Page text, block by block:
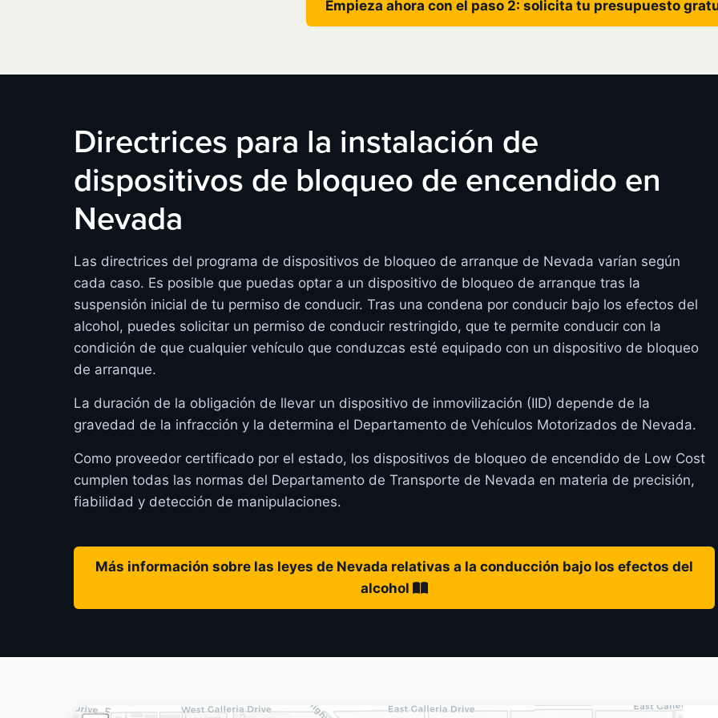
Empieza ahora con el paso 2: solicita tu presupuesto
Directrices para la instalación de
dispositivos de bloqueo de encendido en
Nevada
Las directrices del programa de dispositivos de bloqueo de arranque de Nevada varían según
cada caso. Es posible que puedas optar a un dispositivo de bloqueo de arranque tras la
suspensión inicial de tu permiso de conducir. Tras una condena por conducir bajo los efectos del
alcohol, puedes solicitar un permiso de conducir restringido, que te permite conducir con la
condición de que cualquier vehículo que conduzcas esté equipado con un dispositivo de bloqueo
de arranque.
La duración de la obligación de llevar un dispositivo de inmovilización (IID) depende de la
gravedad de la infracción y la determina el Departamento de Vehículos Motorizados de Nevada.
Como proveedor certificado por el estado, los dispositivos de bloqueo de encendido de Low Cost
cumplen todas las normas del Departamento de Transporte de Nevada en materia de precisión,
fiabilidad y detección de manipulaciones.
Más información sobre las leyes de Nevada relativas a la conducción bajo los efectos del
alcohol